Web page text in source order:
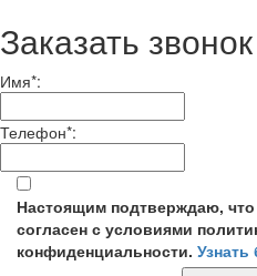
Заказать звонок
Имя*:
Телефон*:
Настоящим подтверждаю, что
согласен с условиями
конфиденциальности.